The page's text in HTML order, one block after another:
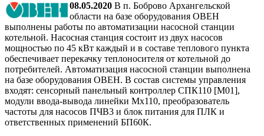
08.05.2020 В п. Боброво Архангельской
области на базе оборудования ОВЕН
выполнены работы по автоматизации насосной станции
котельной. Насосная станция состоит из двух насосов
мощностью по 45 кВт каждый и в составе теплового пункта
обеспечивает перекачку теплоносителя от котельной до
потребителей. Автоматизация насосной станции выполнена
на базе оборудования ОВЕН. В состав системы управления
входят: сенсорный панельный контроллер СПК110 [М01],
модули ввода-вывода линейки Мх110, преобразователь
частоты для насосов ПЧВ3 и блок питания для ПЛК и
ответственных применений БП60К.